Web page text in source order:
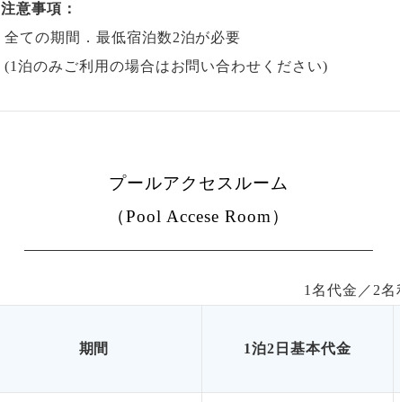
注意事項：
全ての期間．最低宿泊数2泊が必要
(1泊のみご利用の場合はお問い合わせください)
プールアクセスルーム
（Pool Accese Room）
1名代金／ 2名
期間 1泊2日基本代金